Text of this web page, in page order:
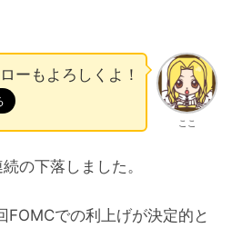
ここ
ーもよろしくよ！
の下落しました。
FOMCでの利上げが決定的と